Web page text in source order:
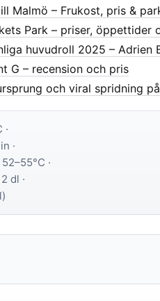
Malmö – Frukost, pris &
Park – priser, öppettider
huvudroll 2025 – Adrien
G – recension och pris
och viral spridning
·
·
52–55°C ·
2 dl ·